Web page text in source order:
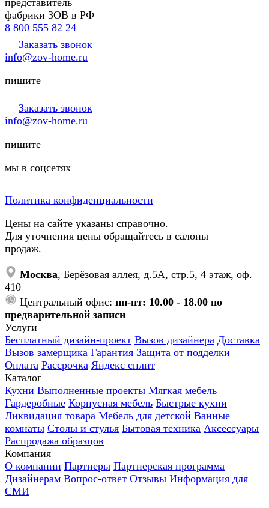
представитель
фабрики ЗОВ в РФ
8 800 555 82 24
Заказать звонок
info@zov-home.ru
пишите
Заказать звонок
info@zov-home.ru
пишите
мы в соцсетях
Политика конфиденциальности
Цены на сайте указаны справочно.
Для уточнения цены обращайтесь в салоны
продаж.
Москва, Берёзовая аллея, д.5А, стр.5, 4 этаж, оф.
410
Центральный офис: пн-пт: 10.00 - 18.00 по
предварительной записи
Услуги
Бесплатный дизайн-проект Вызов дизайнера Доставка
Вызов замерщика Гарантия Защита от подделки
Оплата Рассрочка Яндекс сплит
Каталог
Кухни Выполненные проекты Мягкая мебель
Гардеробные Корпусная мебель Быстрые кухни
Ликвидация товара Мебель для детской Ванные
комнаты Столы и стулья Бытовая техника Аксессуары
Распродажа образцов
Компания
О компании Партнеры Партнерская программа
Дизайнерам Вопрос-ответ Отзывы Информация для
СМИ